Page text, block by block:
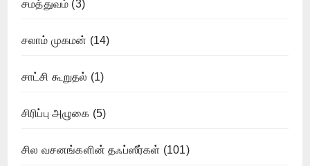
சமத்துவம் (3)
சலாம் முகமன் (14)
சாட்சி கூறுதல் (1)
சிரிப்பு அழுகை (5)
சில வசனங்களின் தஃப்ஸீர்கள் (101)